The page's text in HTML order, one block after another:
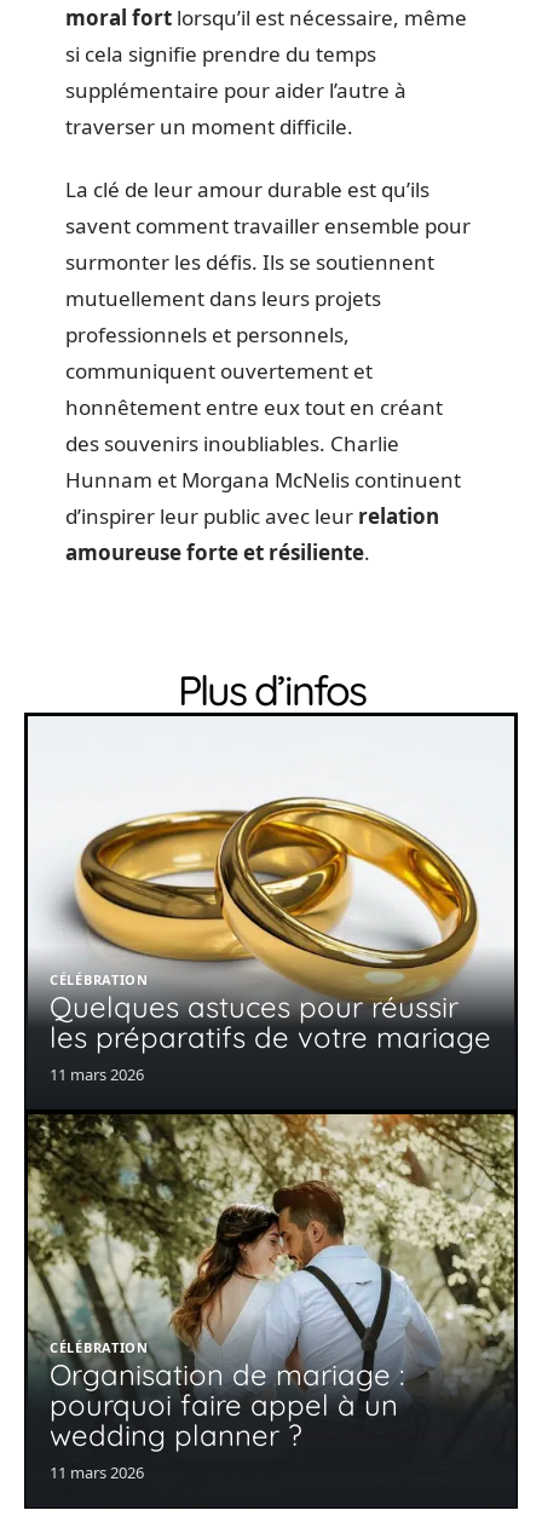
moral fort lorsqu’il est nécessaire, même
si cela signifie prendre du temps
supplémentaire pour aider l’autre à
traverser un moment difficile.
La clé de leur amour durable est qu’ils
savent comment travailler ensemble pour
surmonter les défis. Ils se soutiennent
mutuellement dans leurs projets
professionnels et personnels,
communiquent ouvertement et
honnêtement entre eux tout en créant
des souvenirs inoubliables. Charlie
Hunnam et Morgana McNelis continuent
d’inspirer leur public avec leur relation
amoureuse forte et résiliente.
Plus d’infos
CÉLÉBRATION
Quelques astuces pour réussir
les préparatifs de votre mariage
11 mars 2026
CÉLÉBRATION
Organisation de mariage :
pourquoi faire appel à un
wedding planner ?
11 mars 2026